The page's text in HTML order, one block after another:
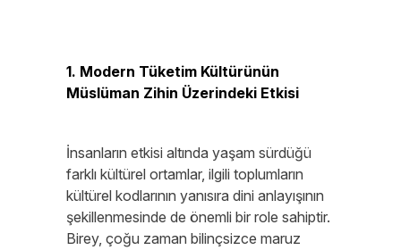
1. Modern Tüketim Kültürünün
Müslüman Zihin Üzerindeki Etkisi
İnsanların etkisi altında yaşam sürdüğü
farklı kültürel ortamlar, ilgili toplumların
kültürel kodlarının yanısıra dini anlayışının
şekillenmesinde de önemli bir role sahiptir.
Birey, çoğu zaman bilinçsizce maruz